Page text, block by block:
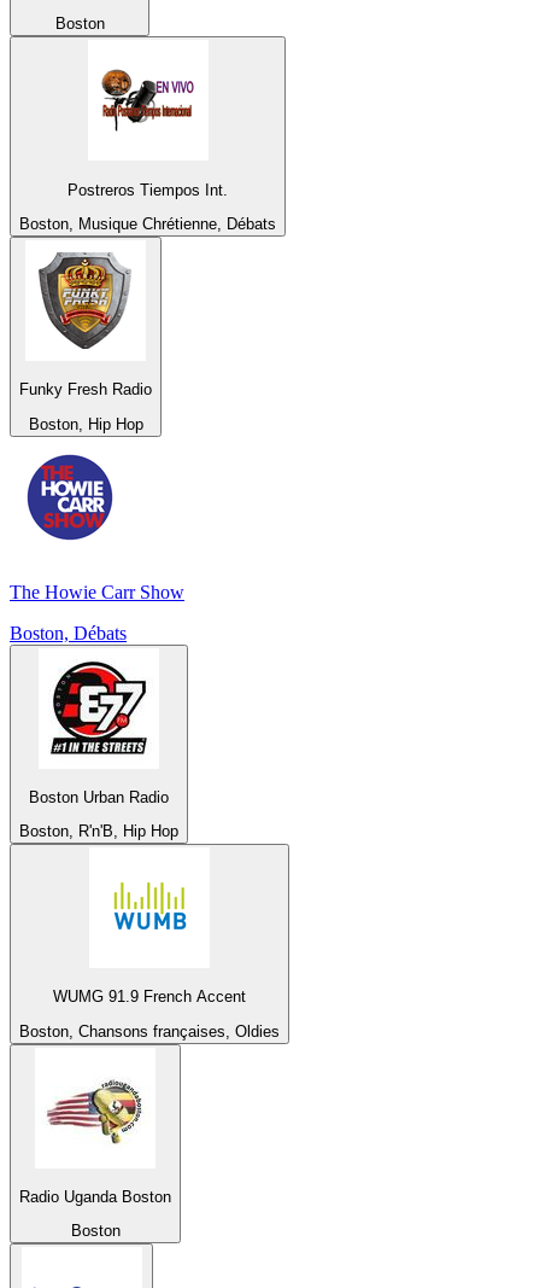
Boston
Postreros Tiempos Int.
Boston, Musique Chrétienne, Débats
Funky Fresh Radio
Boston, Hip Hop
The Howie Carr Show
Boston, Débats
Boston Urban Radio
Boston, R'n'B, Hip Hop
WUMG 91.9 French Accent
Boston, Chansons françaises, Oldies
Radio Uganda Boston
Boston